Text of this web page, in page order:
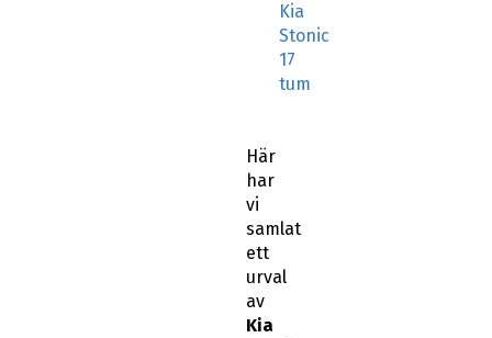
Kia
Stonic
17
tum
Här
har
vi
samlat
ett
urval
av
Kia